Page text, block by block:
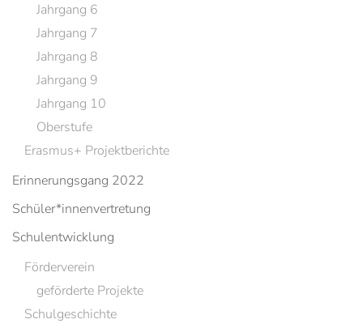
Jahrgang 6
Jahrgang 7
Jahrgang 8
Jahrgang 9
Jahrgang 10
Oberstufe
Erasmus+ Projektberichte
Erinnerungsgang 2022
Schüler*innenvertretung
Schulentwicklung
Förderverein
geförderte Projekte
Schulgeschichte